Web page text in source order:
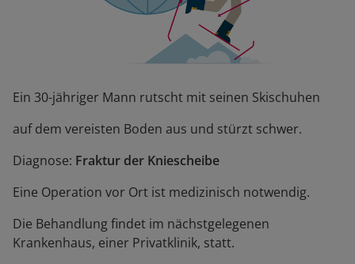
Ein 30-jähriger Mann rutscht mit seinen Skischuhen
auf dem vereisten Boden aus und stürzt schwer.
Diagnose: Fraktur der Kniescheibe
Eine Operation vor Ort ist medizinisch notwendig.
Die Behandlung findet im nächstgelegenen
Krankenhaus, einer Privatklinik, statt.